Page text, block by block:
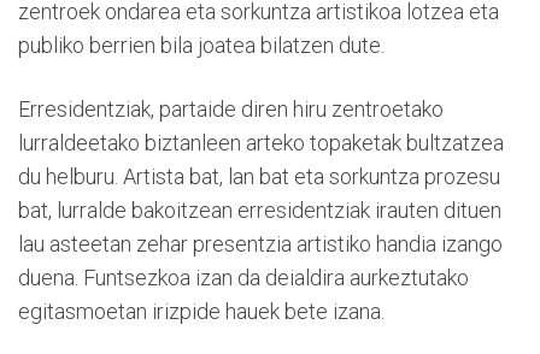
zentroek ondarea eta sorkuntza artistikoa lotzea eta
publiko berrien bila joatea bilatzen dute.
Erresidentziak, partaide diren hiru zentroetako
lurraldeetako biztanleen arteko topaketak bultzatzea
du helburu. Artista bat, lan bat eta sorkuntza prozesu
bat, lurralde bakoitzean erresidentziak irauten dituen
lau asteetan zehar presentzia artistiko handia izango
duena. Funtsezkoa izan da deialdira aurkeztutako
egitasmoetan irizpide hauek bete izana.